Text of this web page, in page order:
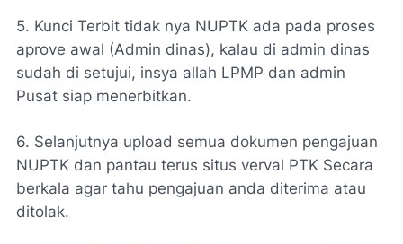
5. Kunci Terbit tidak nya NUPTK ada pada proses
aprove awal (Admin dinas), kalau di admin dinas
sudah di setujui, insya allah LPMP dan admin
Pusat siap menerbitkan.
6. Selanjutnya upload semua dokumen pengajuan
NUPTK dan pantau terus situs verval PTK Secara
berkala agar tahu pengajuan anda diterima atau
ditolak.